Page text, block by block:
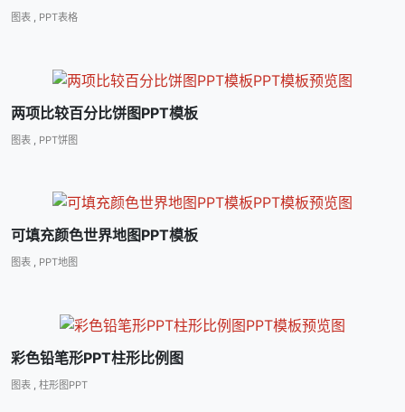
图表 , PPT表格
两项比较百分比饼图PPT模板
图表 PPT饼图
可填充颜色世界地图PPT模板
图表 , PPT地图
彩色铅笔形PPT柱形比例图
图表 柱形图PPT